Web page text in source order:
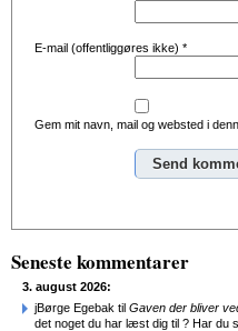
E-mail (offentliggøres ikke) *
Gem mit navn, mail og websted i
Seneste kommentarer
3. august 2026:
jBørge Egebak til Gaven der bliver
det noget du har læst dig til ? Har du